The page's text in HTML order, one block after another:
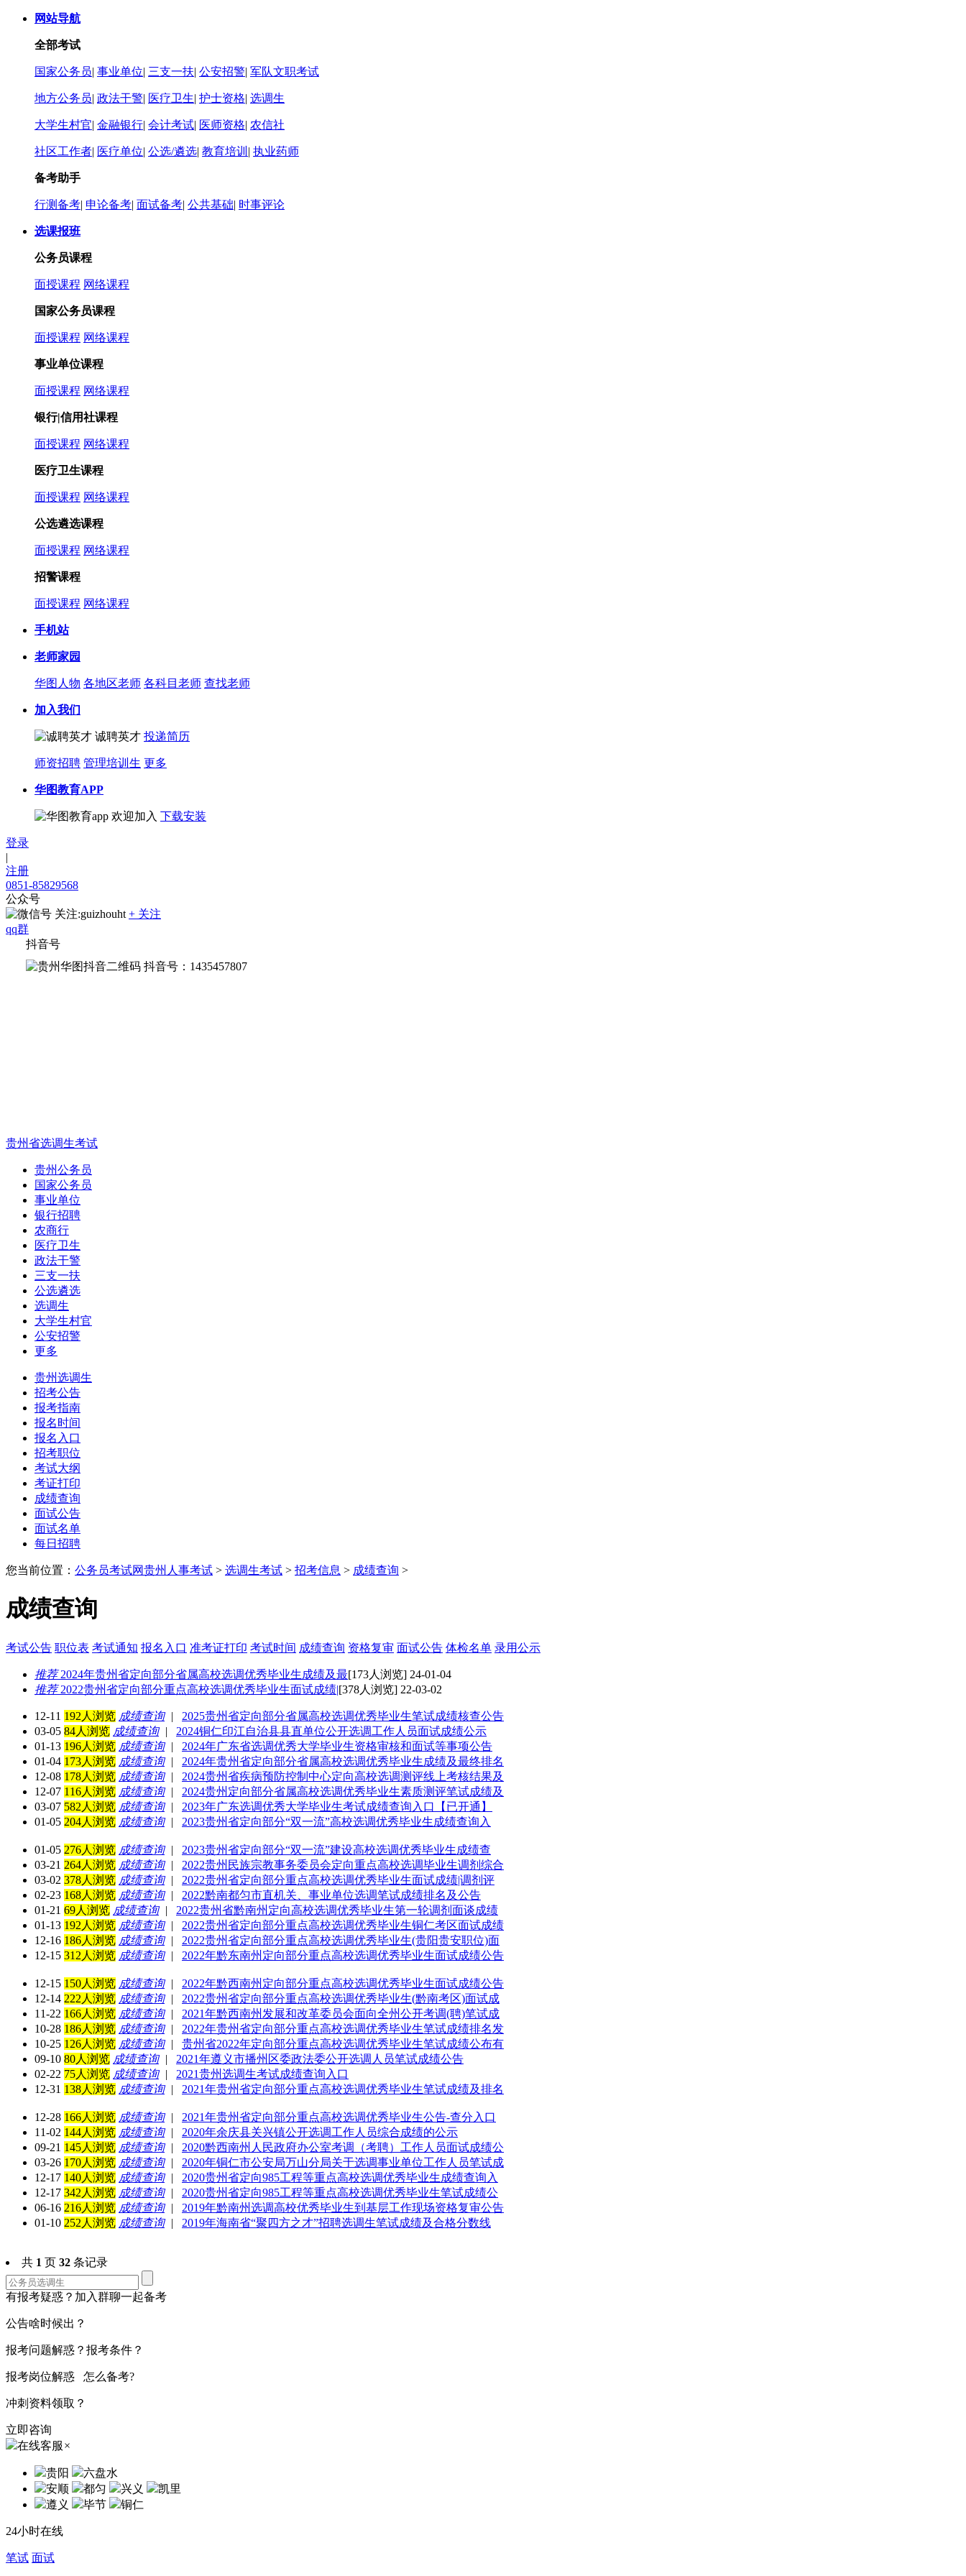
网站导航
全部考试
国家公务员| 事业单位| 三支一扶| 公安招警| 军队文职考试
地方公务员| 政法干警| 医疗卫生| 护士资格| 选调生
大学生村官| 金融银行| 会计考试| 医师资格| 农信社
社区工作者| 医疗单位| 公选/遴选| 教育培训 | 执业药师
备考助手
行测备考| 申论备考| 面试备考| 公共基础| 时事评论
选课报班
公务员课程
面授课程 网络课程
国家公务员课程
面授课程 网络课程
事业单位课程
面授课程 网络课程
银行|信用社课程
面授课程 网络课程
医疗卫生课程
面授课程 网络课程
公选遴选课程
面授课程 网络课程
招警课程
面授课程 网络课程
手机站
老师家园
华图人物 各地区老师 各科目老师 查找老师
加入我们
诚聘英才 投递简历
师资招聘 管理培训生 更多
华图教育APP
欢迎加入 下载安装
登录
|
注册
0851-85829568
公众号
关注:guizhouht + 关注
qq群
抖音号
抖音号：1435457807
贵州省选调生考试
贵州公务员
国家公务员
事业单位
银行招聘
农商行
医疗卫生
政法干警
三支一扶
公选遴选
选调生
大学生村官
公安招警
更多
贵州选调生
招考公告
报考指南
报名时间
报名入口
招考职位
考试大纲
考证打印
成绩查询
面试公告
面试名单
每日招聘
您当前位置： 公务员考试网贵州人事考试 > 选调生考试 > 招考信息 > 成绩查询 >
成绩查询
考试公告 职位表 考试通知 报名入口 准考证打印 考试时间 成绩查询 资格复审 面试公告 体检名单 录用公示
推荐2024年贵州省定向部分省属高校选调优秀毕业生成绩及最[173人浏览] 24-01-04
推荐2022贵州省定向部分重点高校选调优秀毕业生面试成绩|[378人浏览] 22-03-02
12-11 192人浏览 成绩查询|
2025贵州省定向部分省属高校选调优秀毕业生笔试成绩核查公告
03-05 84人浏览 成绩查询|
2024铜仁印江自治县县直单位公开选调工作人员面试成绩公示
01-13 196人浏览 成绩查询|
2024年广东省选调优秀大学毕业生资格审核和面试等事项公告
01-04 173人浏览 成绩查询|
2024年贵州省定向部分省属高校选调优秀毕业生成绩及最终排名
12-08 178人浏览 成绩查询|
2024贵州省疾病预防控制中心定向高校选调测评线上考核结果及
12-07 116人浏览 成绩查询|
2024贵州定向部分省属高校选调优秀毕业生素质测评笔试成绩及
03-07 582人浏览 成绩查询|
2023年广东选调优秀大学毕业生考试成绩查询入口【已开通】
01-05 204人浏览 成绩查询| 2023贵州省定向部分“双一流”高校选调优秀毕业生成绩查询入
01-05 276人浏览 成绩查询|
2023贵州省定向部分“双一流”建设高校选调优秀毕业生成绩查
03-21 264人浏览 成绩查询|
2022贵州民族宗教事务委员会定向重点高校选调毕业生调剂综合
03-02 378人浏览 成绩查询|
2022贵州省定向部分重点高校选调优秀毕业生面试成绩|调剂评
02-23 168人浏览 成绩查询|
2022黔南都匀市直机关、事业单位选调笔试成绩排名及公告
01-21 69人浏览 成绩查询|
2022贵州省黔南州定向高校选调优秀毕业生第一轮调剂面谈成绩
01-13 192人浏览 成绩查询|
2022贵州省定向部分重点高校选调优秀毕业生铜仁考区面试成绩
12-16 186人浏览 成绩查询|
2022贵州省定向部分重点高校选调优秀毕业生(贵阳贵安职位)面
12-15 312人浏览 成绩查询| 2022年黔东南州定向部分重点高校选调优秀毕业生面试成绩公告
12-15 150人浏览 成绩查询|
2022年黔西南州定向部分重点高校选调优秀毕业生面试成绩公告
12-14 222人浏览 成绩查询|
2022贵州省定向部分重点高校选调优秀毕业生(黔南考区)面试成
11-22 166人浏览 成绩查询|
2021年黔西南州发展和改革委员会面向全州公开考调(聘)笔试成
10-28 186人浏览 成绩查询|
2022年贵州省定向部分重点高校选调优秀毕业生笔试成绩排名发
10-25 126人浏览 成绩查询|
贵州省2022年定向部分重点高校选调优秀毕业生笔试成绩公布有
09-10 80人浏览 成绩查询|
2021年遵义市播州区委政法委公开选调人员笔试成绩公告
02-22 75人浏览 成绩查询|
2021贵州选调生考试成绩查询入口
12-31 138人浏览 成绩查询| 2021年贵州省定向部分重点高校选调优秀毕业生笔试成绩及排名
12-28 166人浏览 成绩查询|
2021年贵州省定向部分重点高校选调优秀毕业生公告-查分入口
11-02 144人浏览 成绩查询|
2020年余庆县关兴镇公开选调工作人员综合成绩的公示
09-21 145人浏览 成绩查询|
2020黔西南州人民政府办公室考调（考聘）工作人员面试成绩公
03-26 170人浏览 成绩查询|
2020年铜仁市公安局万山分局关于选调事业单位工作人员笔试成
12-17 140人浏览 成绩查询|
2020贵州省定向985工程等重点高校选调优秀毕业生成绩查询入
12-17 342人浏览 成绩查询|
2020贵州省定向985工程等重点高校选调优秀毕业生笔试成绩公
06-16 216人浏览 成绩查询|
2019年黔南州选调高校优秀毕业生到基层工作现场资格复审公告
01-10 252人浏览 成绩查询| 2019年海南省“聚四方之才”招聘选调生笔试成绩及合格分数线
共 1 页 32 条记录
有报考疑惑？加入群聊一起备考
公告啥时候出？
报考问题解惑？报考条件？
报考岗位解惑 怎么备考?
冲刺资料领取？
立即咨询
在线客服 ×
贵阳
六盘水
安顺
都匀 兴义
凯里
遵义
毕节 铜仁
24小时在线
笔试 面试